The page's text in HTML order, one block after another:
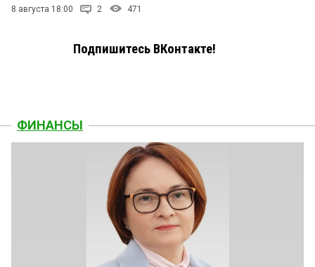
8 августа 18:00 2 471
Подпишитесь ВКонтакте!
ФИНАНСЫ